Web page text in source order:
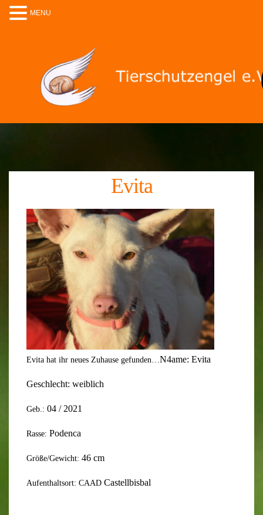
Evita
Evita hat ihr neues Zuhause gefunden…N4ame: Evita
Geschlecht: weiblich
Geb.: 04 / 2021
Rasse: Podenca
Größe/Gewicht: 46 cm
Aufenthaltsort: CAAD Castellbisbal
MENU